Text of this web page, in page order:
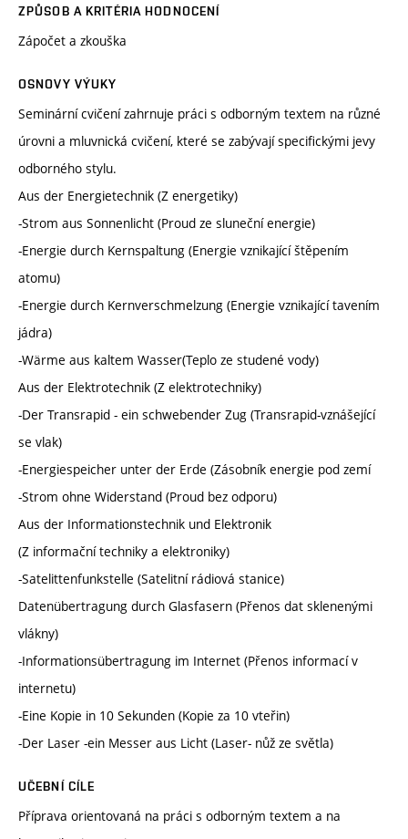
ZPŮSOB A KRITÉRIA HODNOCENÍ
Zápočet a zkouška
OSNOVY VÝUKY
Seminární cvičení zahrnuje práci s odborným textem na různé
úrovni a mluvnická cvičení, které se zabývají specifickými jevy
odborného stylu.
Aus der Energietechnik (Z energetiky)
-Strom aus Sonnenlicht (Proud ze sluneční energie)
-Energie durch Kernspaltung (Energie vznikající štěpením
atomu)
-Energie durch Kernverschmelzung (Energie vznikající tavením
jádra)
-Wärme aus kaltem Wasser(Teplo ze studené vody)
Aus der Elektrotechnik (Z elektrotechniky)
-Der Transrapid - ein schwebender Zug (Transrapid-vznášející
se vlak)
-Energiespeicher unter der Erde (Zásobník energie pod zemí
-Strom ohne Widerstand (Proud bez odporu)
Aus der Informationstechnik und Elektronik
(Z informační techniky a elektroniky)
-Satelittenfunkstelle (Satelitní rádiová stanice)
Datenübertragung durch Glasfasern (Přenos dat sklenenými
vlákny)
-Informationsübertragung im Internet (Přenos informací v
internetu)
-Eine Kopie in 10 Sekunden (Kopie za 10 vteřin)
-Der Laser -ein Messer aus Licht (Laser- nůž ze světla)
UČEBNÍ CÍLE
Příprava orientovaná na práci s odborným textem a na